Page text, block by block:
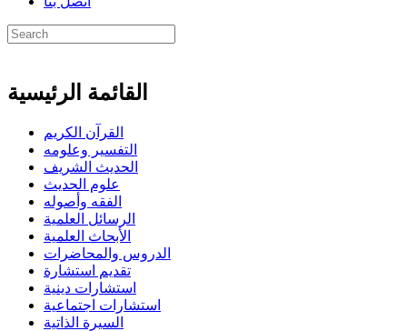
القائمة الرئيسية
القرآن الكريم
التفسير وعلومه
الحديث الشريف
علوم الحديث
الفقه وأصوله
الرسائل العلمية
الأبحاث العلمية
الدروس والمحاضرات
تقديم استشارة
استشارات دينية
استشارات اجتماعية
السيرة الذاتية